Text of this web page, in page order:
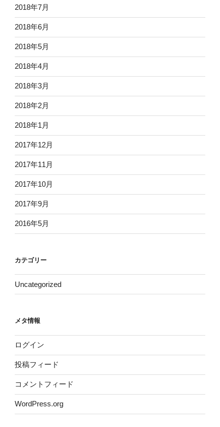
2018年7月
2018年6月
2018年5月
2018年4月
2018年3月
2018年2月
2018年1月
2017年12月
2017年11月
2017年10月
2017年9月
2016年5月
カテゴリー
Uncategorized
メタ情報
ログイン
投稿フィード
コメントフィード
WordPress.org